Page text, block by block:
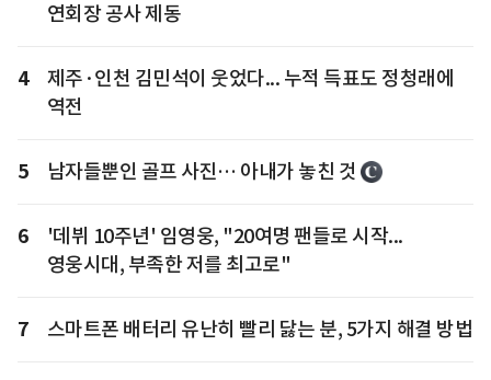
연회장 공사 제동
4
제주·인천 김민석이 웃었다... 누적 득표도 정청래에
역전
5 남자들뿐인 골프 사진… 아내가 놓친 것
6
'데뷔 10주년' 임영웅, "20여명 팬들로 시작...
영웅시대, 부족한 저를 최고로"
7 스마트폰 배터리 유난히 빨리 닳는 분, 5가지 해결 방법